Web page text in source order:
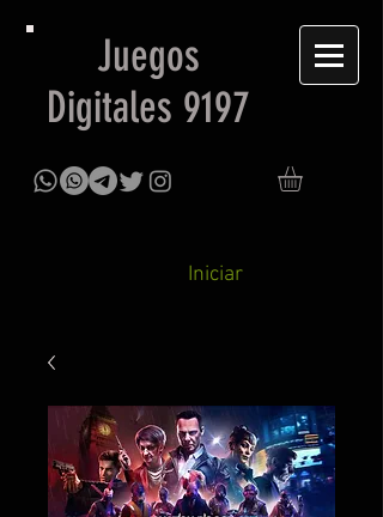
Juegos
Digitales 9197
Iniciar